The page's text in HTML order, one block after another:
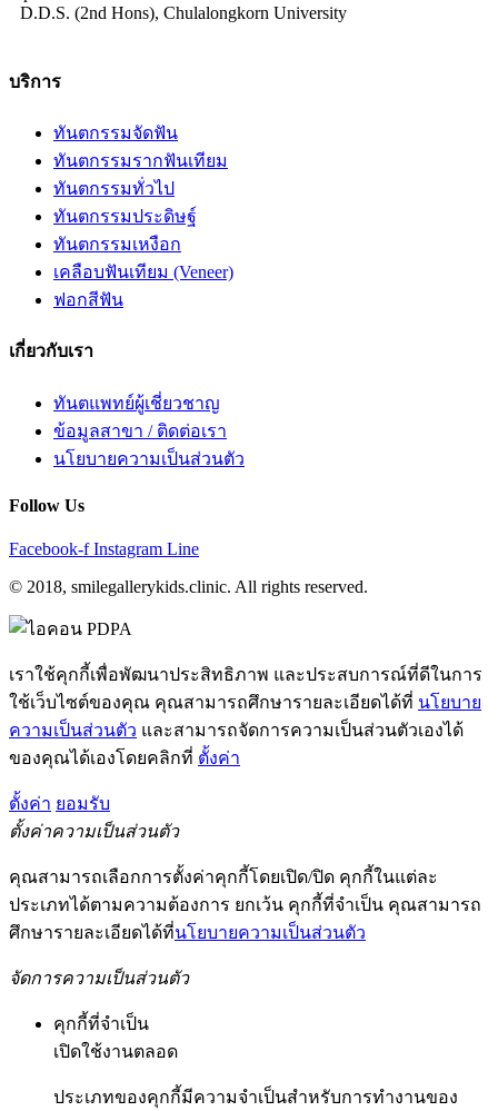
D.D.S. (2nd Hons), Chulalongkorn University
บริการ
ทันตกรรมจัดฟัน
ทันตกรรมรากฟันเทียม
ทันตกรรมทั่วไป
ทันตกรรมประดิษฐ์
ทันตกรรมเหงือก
เคลือบฟันเทียม (Veneer)
ฟอกสีฟัน
เกี่ยวกับเรา
ทันตแพทย์ผู้เชี่ยวชาญ
ข้อมูลสาขา / ติดต่อเรา
นโยบายความเป็นส่วนตัว
Follow Us
Facebook-f Instagram Line
© 2018, smilegallerykids.clinic. All rights reserved.
เราใช้คุกกี้เพื่อพัฒนาประสิทธิภาพ และประสบการณ์ที่ดีในการ
ใช้เว็บไซต์ของคุณ คุณสามารถศึกษารายละเอียดได้ที่ นโยบาย
ความเป็นส่วนตัว และสามารถจัดการความเป็นส่วนตัวเองได้
ของคุณได้เองโดยคลิกที่ ตั้งค่า
ตั้งค่า ยอมรับ
ตั้งค่าความเป็นส่วนตัว
คุณสามารถเลือกการตั้งค่าคุกกี้โดยเปิด/ปิด คุกกี้ในแต่ละ
ประเภทได้ตามความต้องการ ยกเว้น คุกกี้ที่จำเป็น คุณสามารถ
ศึกษารายละเอียดได้ที่นโยบายความเป็นส่วนตัว
จัดการความเป็นส่วนตัว
คุกกี้ที่จำเป็น
เปิดใช้งานตลอด
ประเภทของคุกกี้มีความจำเป็นสำหรับการทำงานของ